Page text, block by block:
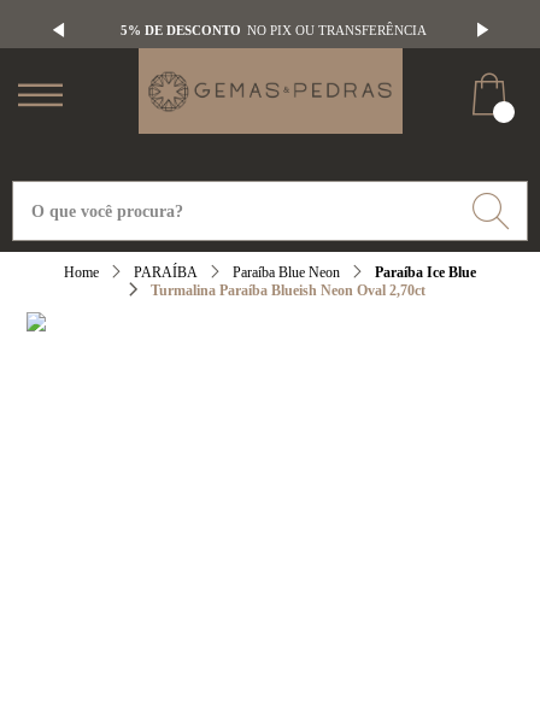
5% DE DESCONTO NO PIX OU TRANSFERÊNCIA
PARAÍBA Paraíba Blue Neon
Paraíba Ice Blue
Turmalina Paraíba Blueish Neon Oval 2,70ct